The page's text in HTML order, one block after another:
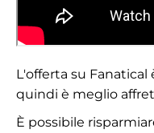
L'offerta su
quindi è meglio
È possibile